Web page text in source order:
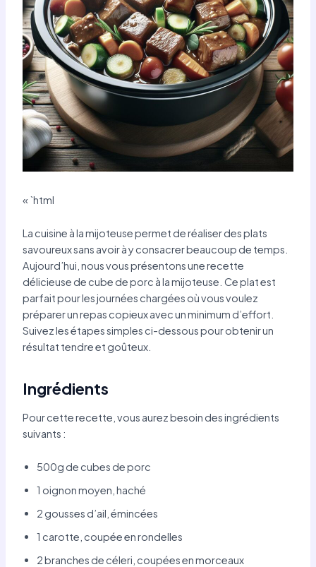
« `html
La cuisine à la mijoteuse permet de réaliser des plats
savoureux sans avoir à y consacrer beaucoup de temps.
Aujourd’hui, nous vous présentons une recette
délicieuse de cube de porc à la mijoteuse. Ce plat est
parfait pour les journées chargées où vous voulez
préparer un repas copieux avec un minimum d’effort.
Suivez les étapes simples ci-dessous pour obtenir un
résultat tendre et goûteux.
Ingrédients
Pour cette recette, vous aurez besoin des ingrédients
suivants :
500g de cubes de porc
1 oignon moyen, haché
2 gousses d’ail, émincées
1 carotte, coupée en rondelles
2 branches de céleri, coupées en morceaux